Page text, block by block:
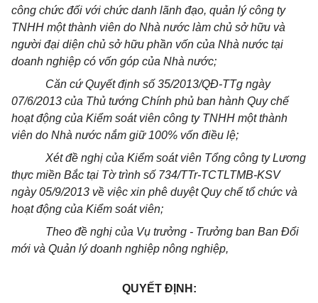
công chức đối với chức danh lãnh đạo, quản lý công ty
TNHH một thành viên do Nhà nước làm chủ sở hữu và
người đại diện chủ sở hữu phần vốn của Nhà nước tại
doanh nghiệp có vốn góp của Nhà nước;
Căn cứ Quyết định số 35/2013/QĐ-TTg ngày
07/6/2013 của Thủ tướng Chính phủ ban hành Quy chế
hoạt động của Kiểm soát viên công ty TNHH một thành
viên do Nhà nước nắm giữ 100% vốn điều lệ;
Xét đề nghị của Kiểm soát viên Tổng công ty Lương
thực miền Bắc tại Tờ trình số 734/TTr-TCTLTMB-KSV
ngày 05/9/2013 về việc xin phê duyệt Quy chế tổ chức và
hoạt động của Kiểm soát viên;
Theo đề nghị của Vụ trưởng - Trưởng ban Ban Đổi
mới và Quản lý doanh nghiệp nông nghiệp,
QUYẾT ĐỊNH: